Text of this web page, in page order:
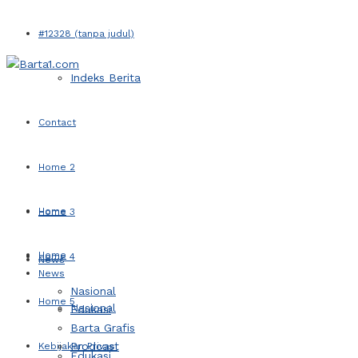
#12328 (tanpa judul)
Indeks Berita
Contact
Home 2
Home 3
Home 4
Home 5
Kebijakan Privasi
Home
News
Nasional
Home
News
Nasional
Edukasi
Barta Grafis
Prodcast